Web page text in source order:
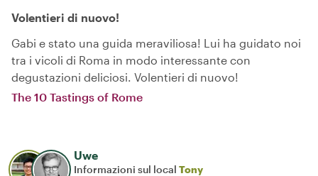
Volentieri di nuovo!
Gabi e stato una guida meraviliosa! Lui ha guidato noi
tra i vicoli di Roma in modo interessante con
degustazioni deliciosi. Volentieri di nuovo!
The 10 Tastings of Rome
Uwe
Informazioni sul local Tony